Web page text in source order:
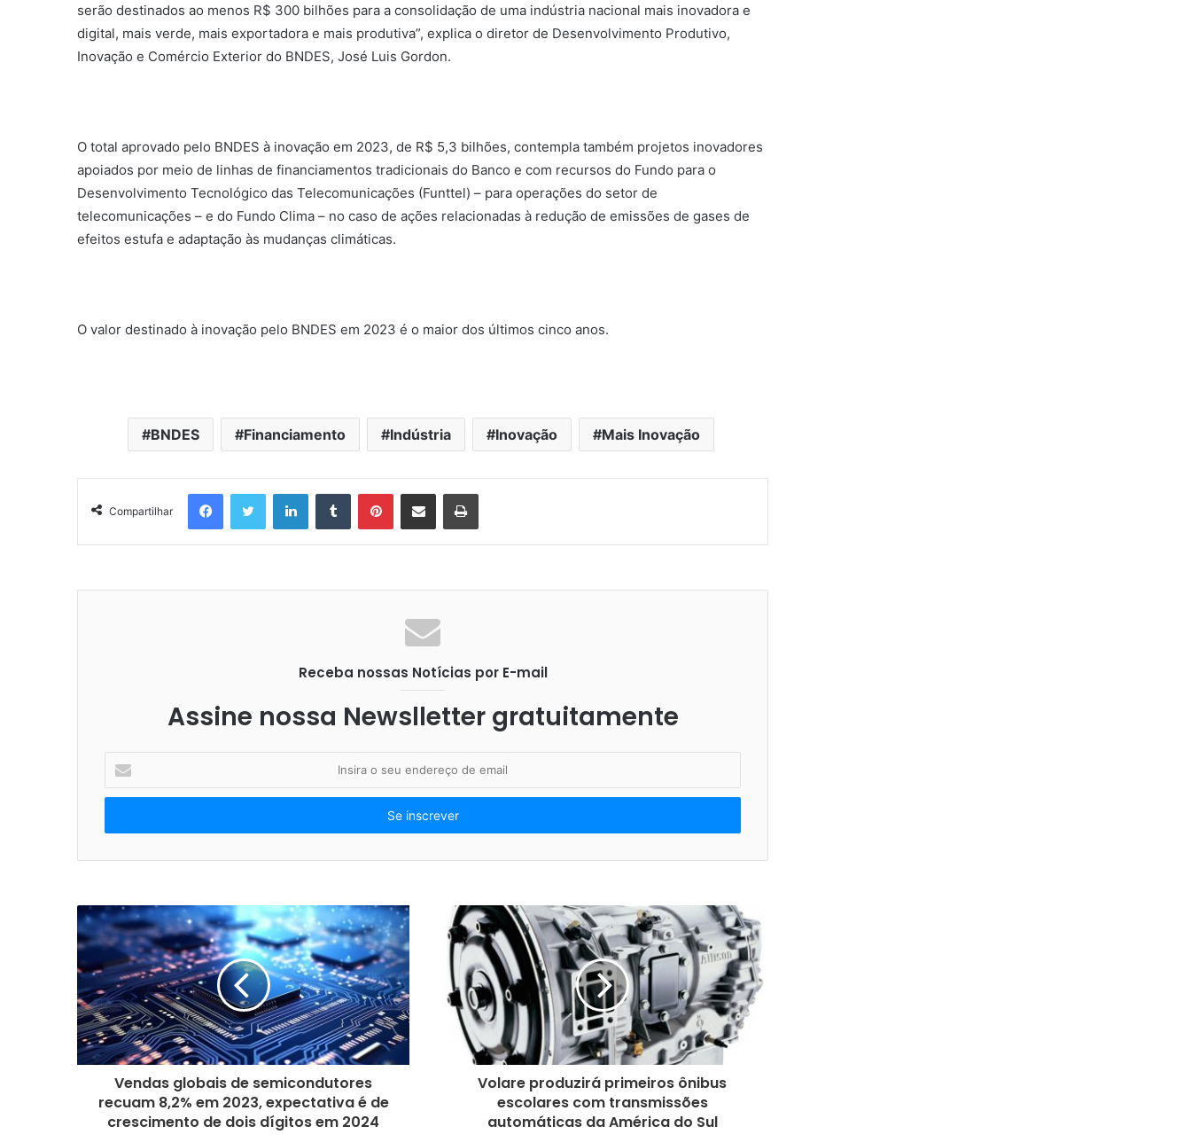
serão destinados ao menos R$ 300 bilhões para a consolidação de uma indústria nacional mais inovadora e
digital, mais verde, mais exportadora e mais produtiva”, explica o diretor de Desenvolvimento Produtivo,
Inovação e Comércio Exterior do BNDES, José Luis Gordon.
O total aprovado pelo BNDES à inovação em 2023, de R$ 5,3 bilhões, contempla também projetos inovadores
apoiados por meio de linhas de financiamentos tradicionais do Banco e com recursos do Fundo para o
Desenvolvimento Tecnológico das Telecomunicações (Funttel) – para operações do setor de
telecomunicações – e do Fundo Clima – no caso de ações relacionadas à redução de emissões de gases de
efeitos estufa e adaptação às mudanças climáticas.
O valor destinado à inovação pelo BNDES em 2023 é o maior dos últimos cinco anos.
BNDES Financiamento Indústria Inovação Mais Inovação
Compartilhar
Receba nossas Notícias por E-mail
Assine nossa Newslletter gratuitamente
s
r
e
u
e
n
d
e
r
e
ç
Vendas globais de semicondutores
recuam 8,2% em 2023, expectativa é de
crescimento de dois dígitos em 2024
Volare produzirá primeiros ônibus
escolares com transmissões
automáticas da América do Sul